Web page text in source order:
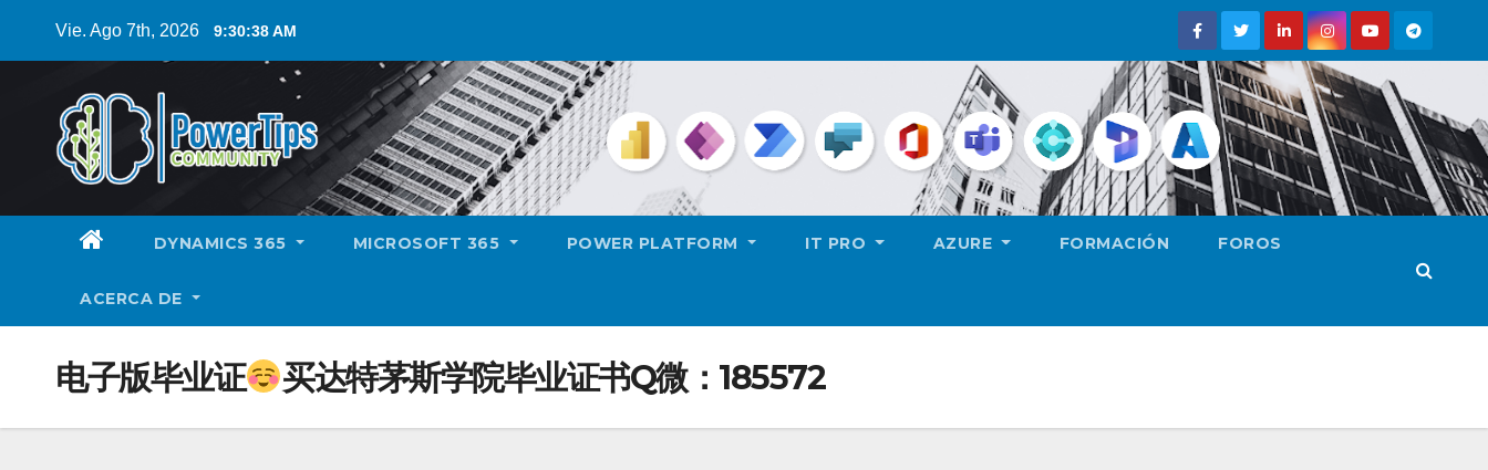
Vie. Ago 7th, 2026 9:30:39 AM
DYNAMICS 365 MICROSOFT 365 POWER PLATFORM IT PRO AZURE FORMACIÓN FOROS
ACERCA DE
电子版毕业证 买达特茅斯学院毕业证书Q微：185572